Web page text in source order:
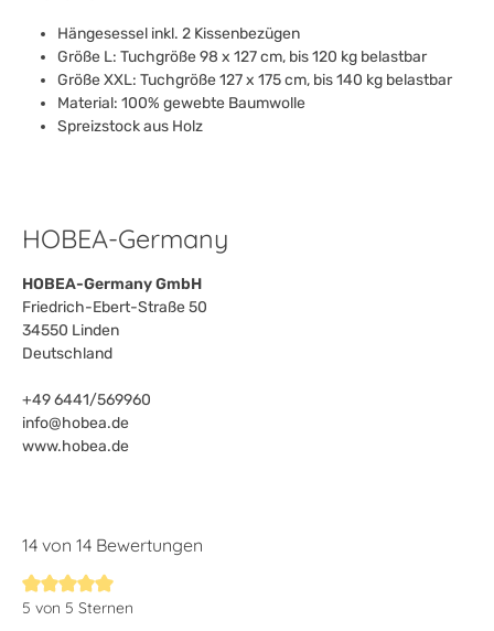
Hängesessel inkl. 2 Kissenbezügen
Größe L: Tuchgröße 98 x 127 cm, bis 120 kg belastbar
Größe XXL: Tuchgröße 127 x 175 cm, bis 140 kg belastbar
Material: 100% gewebte Baumwolle
Spreizstock aus Holz
HOBEA-Germany
HOBEA-Germany GmbH
Friedrich-Ebert-Straße 50
34550 Linden
Deutschland
+49 6441/569960
info@hobea.de
www.hobea.de
14 von 14 Bewertungen
Durchschnittliche Bewertung von 5 von 5 Sternen
5 von 5 Sternen